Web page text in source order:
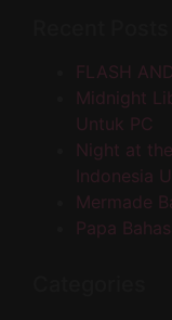
FLASH
Midnight
Untuk PC
Night at
Indonesia
Mermade
Papa